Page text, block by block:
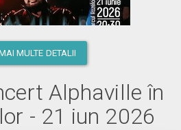
MULTE DETALII
Alphaville în
- 21 iun 2026